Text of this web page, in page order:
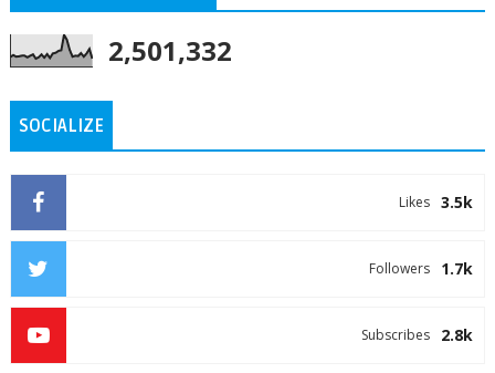
2,501,332
SOCIALIZE
3.5k
Likes
1.7k
Followers
2.8k
Subscribes